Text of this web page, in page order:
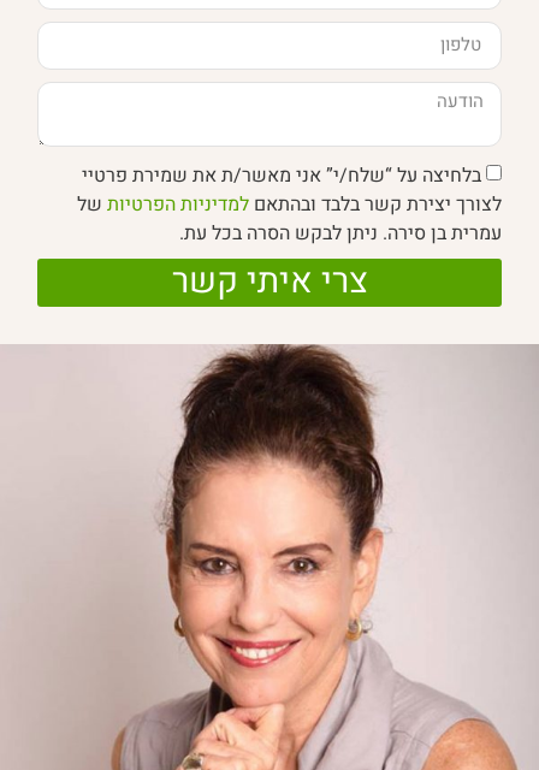
בלחיצה על “שלח/י” אני מאשר/ת את שמירת פרטיי
לצורך יצירת קשר בלבד ובהתאםלמדיניות הפרטיות של
עמרית בן סירה. ניתן לבקש הסרה בכל עת.
צרי איתי קשר